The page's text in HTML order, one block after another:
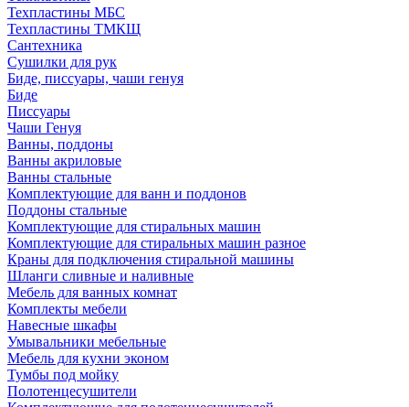
Техпластины МБС
Техпластины ТМКЩ
Сантехника
Сушилки для рук
Биде, писсуары, чаши генуя
Биде
Писсуары
Чаши Генуя
Ванны, поддоны
Ванны акриловые
Ванны стальные
Комплектующие для ванн и поддонов
Поддоны стальные
Комплектующие для стиральных машин
Комплектующие для стиральных машин разное
Краны для подключения стиральной машины
Шланги сливные и наливные
Мебель для ванных комнат
Комплекты мебели
Навесные шкафы
Умывальники мебельные
Мебель для кухни эконом
Тумбы под мойку
Полотенцесушители